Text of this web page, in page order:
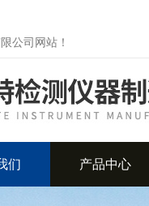
公司网站！
们 产品中心